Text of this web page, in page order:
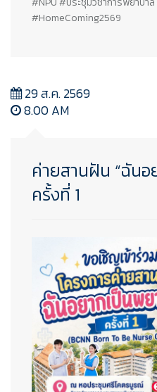
#HomeComing2569
29 ส.ค. 2569
8.00 AM
ค่ายสานฝัน “ฉัน
ครั้งที่ 1